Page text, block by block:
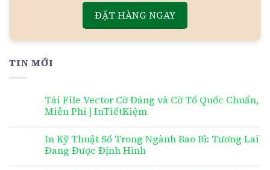
ĐẶT HÀNG NGAY
TIN MỚI
Tải File Vector Cờ Đảng và Cờ Tổ Quốc Chuẩn,
Miễn Phí | InTiếtKiệm
In Kỹ Thuật Số Trong Ngành Bao Bì: Tương Lai
Đang Được Định Hình